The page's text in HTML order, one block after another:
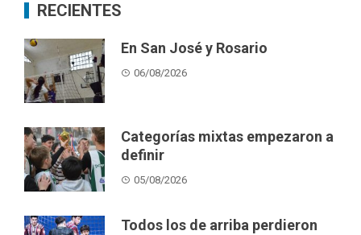
RECIENTES
En San José y Rosario
06/08/2026
Categorías mixtas empezaron a
definir
05/08/2026
Todos los de arriba perdieron